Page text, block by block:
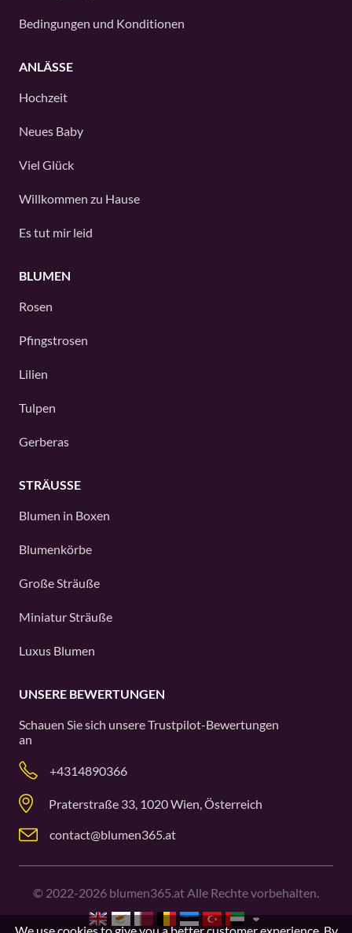
Bedingungen und Konditionen
ANLÄSSE
Hochzeit
Neues Baby
Viel Glück
Willkommen zu Hause
Es tut mir leid
BLUMEN
Rosen
Pfingstrosen
Lilien
Tulpen
Gerberas
STRÄUSSE
Blumen in Boxen
Blumenkörbe
Große Sträuße
Miniatur Sträuße
Luxus Blumen
UNSERE BEWERTUNGEN
Schauen Sie sich unsereTrustpilot-Bewertungen
an
+4314890366
Praterstraße 33, 1020 Wien, Österreich
contact@blumen365.at
© 2022-2026 blumen365.at Alle Rechte vorbehalten.